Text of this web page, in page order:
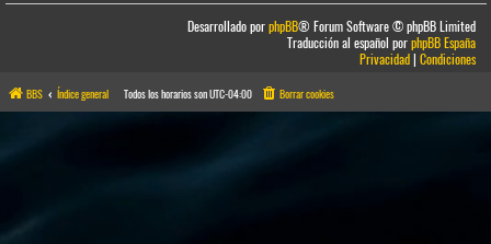
Desarrollado porphpBB® Forum Software © phpBB Limited
Traducción al español porphpBB España
Privacidad|Condiciones
BBS Índice general Todos los horarios sonUTC-04:00 Borrar cookies